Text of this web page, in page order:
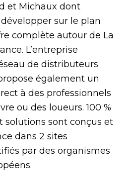
et Michaux dont
sur le plan
complète autour de La
L’entreprise
de distributeurs
également un
à des professionnels
ou des loueurs. 100 %
solutions sont conçus et
dans 2 sites
par des organismes